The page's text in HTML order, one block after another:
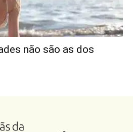
não são as dos